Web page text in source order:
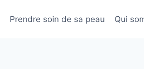
Prendre soin de sa peau Qui